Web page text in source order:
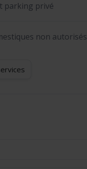
parking privé
non autorisés